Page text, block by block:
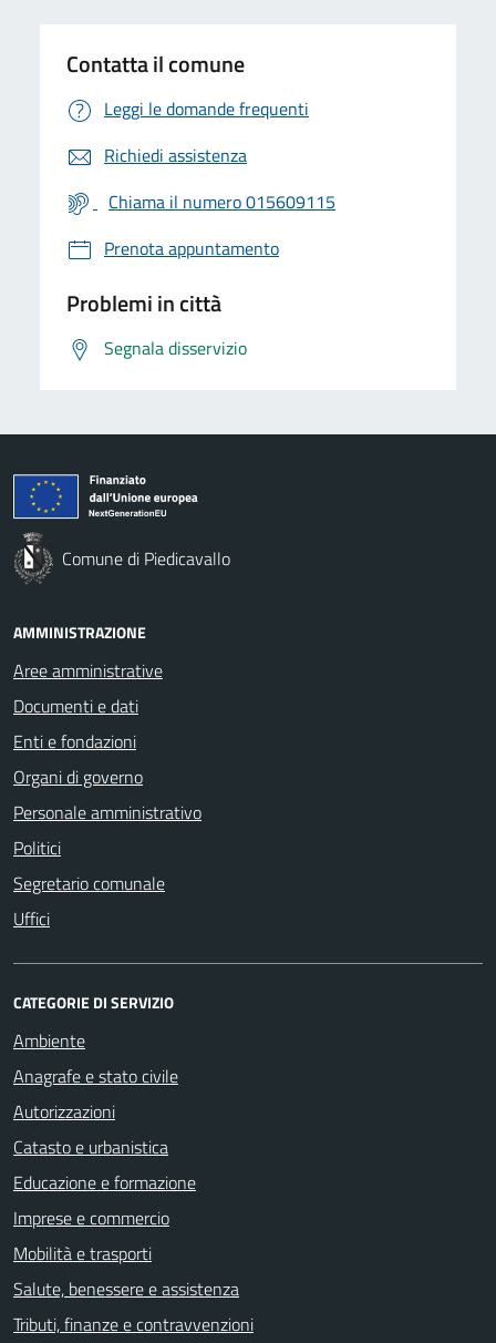
Contatta il comune
Leggi le domande frequenti
Richiedi assistenza
Chiama il numero 015609115
Prenota appuntamento
Problemi in città
Segnala disservizio
Comune di Piedicavallo
AMMINISTRAZIONE
Aree amministrative
Documenti e dati
Enti e fondazioni
Organi di governo
Personale amministrativo
Politici
Segretario comunale
Uffici
CATEGORIE DI SERVIZIO
Ambiente
Anagrafe e stato civile
Autorizzazioni
Catasto e urbanistica
Educazione e formazione
Imprese e commercio
Mobilità e trasporti
Salute, benessere e assistenza
Tributi, finanze e contravvenzioni